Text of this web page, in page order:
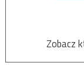
Zobacz